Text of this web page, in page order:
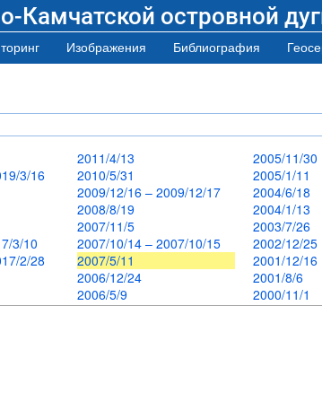
Камчатской островной
Изображения Библиография
3/16
3/10
2/28
2011/4/13
2010/5/31
2009/12/16 – 2009/12/17
2008/8/19
2007/11/5
2007/10/14 – 2007/10/15
2007/5/11
2006/12/24
2006/5/9
2005/11/
2005/1/11
2004/6/18
2004/1/13
2003/7/26
2002/12/
2001/12/
2001/8/6
2000/11/1